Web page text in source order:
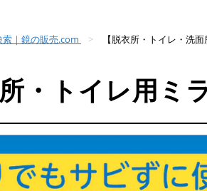
｜鏡の販売.com 【脱衣所・トイレ・洗
・トイレ用ミ